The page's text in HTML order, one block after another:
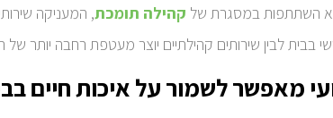
השתתפות במסגרת של קהילה תומכת, המעניקה
בבית לבין שירותים קהילתיים יוצר מעטפת רחבה
מאפשר לשמור על איכות חיים